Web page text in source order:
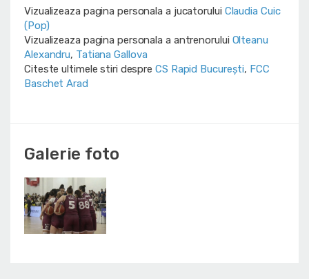
Vizualizeaza pagina personala a jucatorului Claudia Cuic
(Pop)
Vizualizeaza pagina personala a antrenorului Olteanu
Alexandru, Tatiana Gallova
Citeste ultimele stiri despre CS Rapid București, FCC
Baschet Arad
Galerie foto